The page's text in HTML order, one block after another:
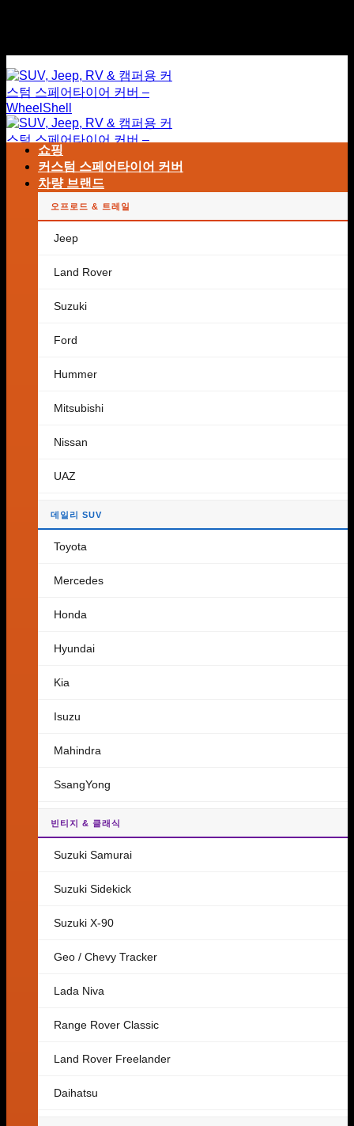
으
로
건
너
뛰
기
색
쇼핑몰로 돌아가기
쇼핑
커스텀 스페어타이어 커버
차량 브랜드
오프로드 & 트레일
Jeep
Land Rover
Suzuki
Ford
Hummer
Mitsubishi
Nissan
UAZ
데일리 SUV
Toyota
Mercedes
Honda
Hyundai
Kia
Isuzu
Mahindra
SsangYong
빈티지 & 클래식
Suzuki Samurai
Suzuki Sidekick
Suzuki X-90
Geo / Chevy Tracker
Lada Niva
Range Rover Classic
Land Rover Freelander
Daihatsu